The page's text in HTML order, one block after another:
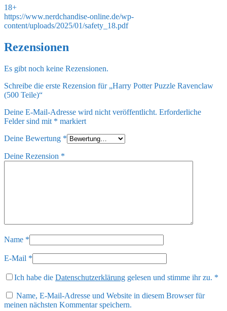
18+
https://www.nerdchandise-online.de/wp-
content/uploads/2025/01/safety_18.pdf
Rezensionen
Es gibt noch keine Rezensionen.
Schreibe die erste Rezension für „Harry Potter Puzzle Ravenclaw
(500 Teile)“
Deine E-Mail-Adresse wird nicht veröffentlicht. Erforderliche
Felder sind mit * markiert
Deine Bewertung *
Deine Rezension *
Name *
E-Mail *
Ich habe die Datenschutzerklärung gelesen und stimme ihr zu. *
Name, E-Mail-Adresse und Website in diesem Browser für
meinen nächsten Kommentar speichern.